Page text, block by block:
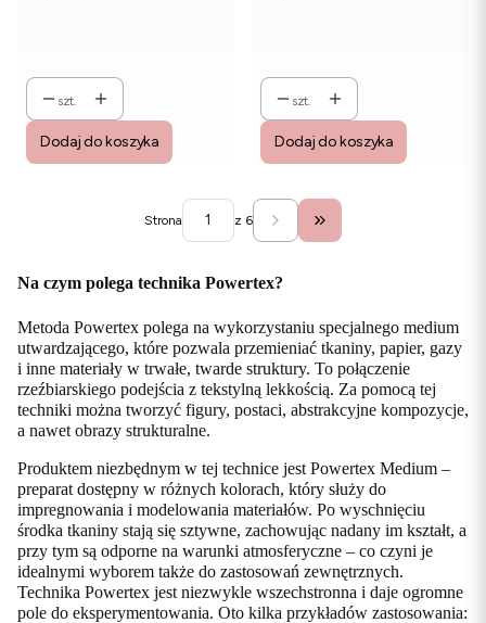
szt.
Dodaj do koszyka
szt.
Dodaj do koszyka
Strona z 6 Przejdź do ostatniej
Na czym polega technika Powertex?
Metoda Powertex polega na wykorzystaniu specjalnego medium
utwardzającego, które pozwala przemieniać tkaniny, papier, gazy
i inne materiały w trwałe, twarde struktury. To połączenie
rzeźbiarskiego podejścia z tekstylną lekkością. Za pomocą tej
techniki można tworzyć figury, postaci, abstrakcyjne kompozycje,
a nawet obrazy strukturalne.
Produktem niezbędnym w tej technice jest Powertex Medium –
preparat dostępny w różnych kolorach, który służy do
impregnowania i modelowania materiałów. Po wyschnięciu
środka tkaniny stają się sztywne, zachowując nadany im kształt, a
przy tym są odporne na warunki atmosferyczne – co czyni je
idealnymi wyborem także do zastosowań zewnętrznych.
Technika Powertex jest niezwykle wszechstronna i daje ogromne
pole do eksperymentowania. Oto kilka przykładów zastosowania: